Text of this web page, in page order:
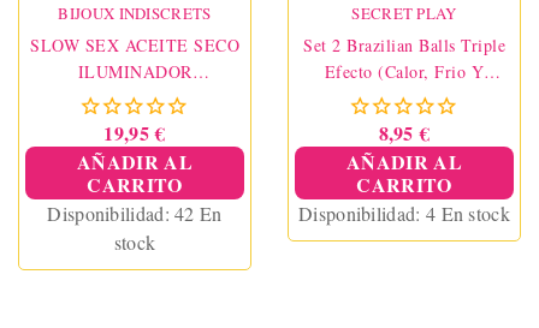
BIJOUX INDISCRETS
SLOW SEX ACEITE SECO
ILUMINADOR
MULTIFUNCION 30 ML
19,95 €
AÑADIR AL
CARRITO
Disponibilidad:42 En
stock
SECRET PLAY
Set 2 Brazilian Balls Triple
Efecto (Calor, Frio Y
Vibración)
8,95 €
AÑADIR AL
CARRITO
Disponibilidad: 4 En stock